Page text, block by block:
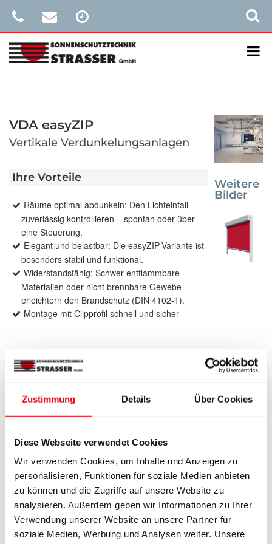
Zustimmung Details Über Cookies
Diese Webseite verwendet Cookies
Wir verwenden Cookies, um Inhalte und Anzeigen zu
personalisieren, Funktionen für soziale Medien anbieten
zu können und die Zugriffe auf unsere Website zu
analysieren. Außerdem geben wir Informationen zu Ihrer
Verwendung unserer Website an unsere Partner für
soziale Medien, Werbung und Analysen weiter. Unsere
VDA easyZIP
Vertikale Verdunkelungsanlagen
Ihre Vorteile
Räume optimal abdunkeln: Den Lichteinfall
zuverlässig kontrollieren – spontan oder über
eine Steuerung.
Elegant und belastbar: Die easyZIP-Variante ist
besonders stabil und funktional.
Widerstandsfähig: Schwer entflammbare
Materialien oder nicht brennbare Gewebe
erleichtern den Brandschutz (DIN 4102-1).
Montage mit Clipprofil schnell und sicher
Produktdetails
max. Breite: 4.000 mm
max. Höhe: 5.500 mm
Bedienung: Motor oder Funkmotoren
Führung: Seitliche Führung durch ZIP
(Reißverschluss) mit flexiblen Inlay
Anwendungsbereiche: senkrechte Glasflächen,
ideal bei Pfosten-Riegel-Fassade
Stoffqualität: Soltis B92
Weitere
Bilder